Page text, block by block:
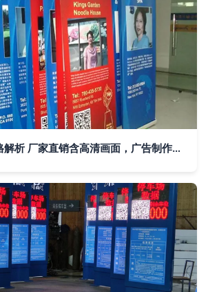
加强型易拉宝价格解析 厂家直销含高清画面，广告制作新选择